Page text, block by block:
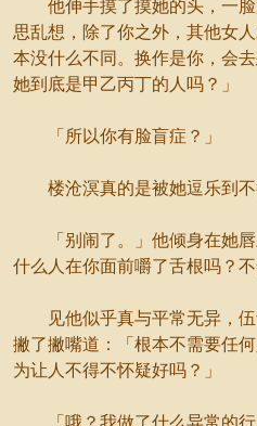
他伸手摸了摸她的头，一脸
思乱想，除了你之外，其他女
本没什么不同。换作是你，会
她到底是甲乙丙丁的人吗？」
「所以你有脸盲症？」
楼沧溟真的是被她逗乐到不
「别闹了。」他倾身在她唇
什么人在你面前嚼了舌根吗？
见他似乎真与平常无异，伍
撇了撇嘴道：「根本不需要任
为让人不得不怀疑好吗？」
「哦？我做了什么异常的行